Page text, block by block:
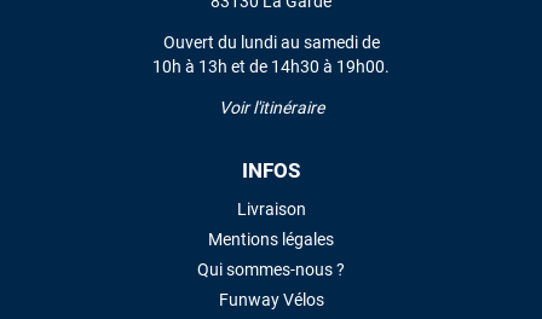
Ouvert du lundi au samedi de
10h à 13h et de 14h30 à 19h00.
Voir l'itinéraire
INFOS
Livraison
Mentions légales
Qui sommes-nous ?
Funway Vélos
VOIR TOUS LES AVIS
LAISSER UN AVIS